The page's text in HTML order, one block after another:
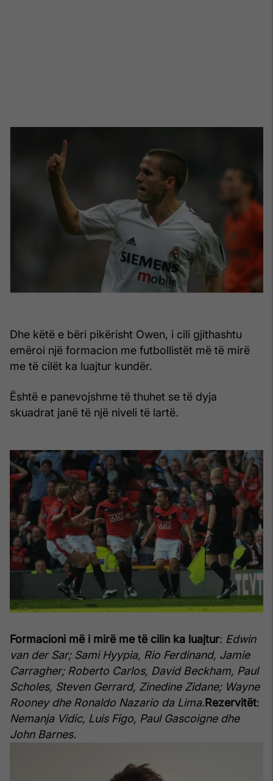
Dhe këtë e bëri pikërisht Owen, i cili gjithashtu
emëroi një formacion me futbollistët më të mirë
me të cilët ka luajtur kundër.
Është e panevojshme të thuhet se të dyja
skuadrat janë të një niveli të lartë.
Formacioni më i mirë me të cilin ka luajtur: Edwin
van der Sar; Sami Hyypia, Rio Ferdinand, Jamie
Carragher; Roberto Carlos, David Beckham, Paul
Scholes, Steven Gerrard, Zinedine Zidane; Wayne
Rooney dhe Ronaldo Nazario da Lima. Rezervitët:
Nemanja Vidic, Luis Figo, Paul Gascoigne dhe
John Barnes.